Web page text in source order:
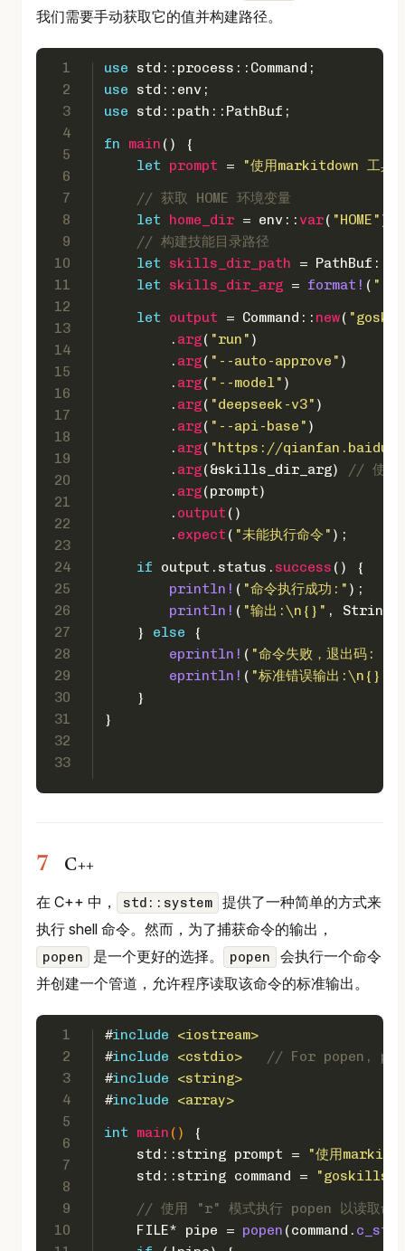
我们需要手动获取它的值并构建路径。
1
2
3
4
5
6
7
8
9
10
11
12
13
14
15
16
17
18
19
20
21
22
23
24
25
26
27
28
29
30
31
32
33
use std::process::Command;
use std::env;
use std::path::PathBuf;
fn
main () {
let
prompt =
"使用markitdown 工具
// 获取 HOME 环境变量
let
home_dir = env::var( "HOME" ).
// 构建技能目录路径
let
skills_dir_path = PathBuf::
let
skills_dir_arg = format! ( "--
let
output = Command:: new(
        .
arg( "run" )
        .
arg( "--auto-approve" )
        .
arg( "--model" )
        .
arg( "deepseek-v3" )
        .
arg( "--api-base" )
        .
arg( "https://
        .
arg(&skills_dir_arg)
// 使用
        .
arg(prompt)
        .
output ()
        .
expect ( "未能执行命令" );
if output.status. success () {
println! ( "命令执行成功:" );
println! ( "输出:\n{}" , String
    }
else {
eprintln! ( "命令失败，退出码:
eprintln! ( "标准错误输出:\n{}"
    }
}
C++
在 C++ 中，
std::system
提供了一种简单的方式来
执行 shell 命令。然而，为了捕获命令的输出，
popen 是一个更好的选择。 popen
会执行一个命令
并创建一个管道，允许程序读取该命令的标准输出。
1
2
3
4
5
6
7
8
9
10
#include
<iostream>
#include <cstdio>
// For popen,
#include
<string>
#include
<array>
int
main ()
{
    std::string prompt =
"使用
    std::string command =
"goskills
// 使用 "r" 模式执行 popen 以读取命令
    FILE* pipe =
popen (command. c_str